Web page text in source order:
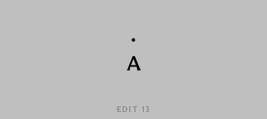
EDIT 13